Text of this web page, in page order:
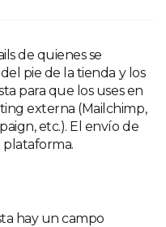
de quienes se
pie de la tienda y los
para que los uses en
externa (Mailchimp,
etc.). El envío de
plataforma.
hay un campo